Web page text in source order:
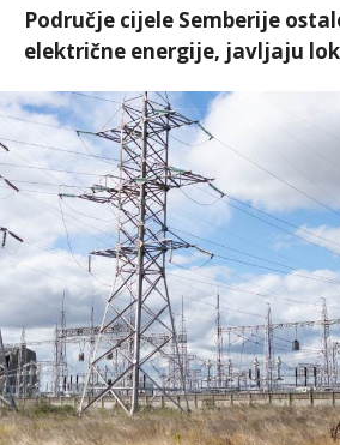
Područje cijele Semberije
električne energije, javljaju